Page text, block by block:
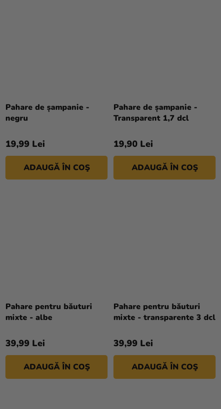
Pahare de șampanie -
negru
19,99 Lei
ADAUGĂ ÎN COŞ
Pahare de șampanie -
Transparent 1,7 dcl
19,90 Lei
ADAUGĂ ÎN COŞ
Pahare pentru băuturi
mixte - albe
39,99 Lei
ADAUGĂ ÎN COŞ
Pahare pentru băuturi
mixte - transparente 3 dcl
39,99 Lei
ADAUGĂ ÎN COŞ